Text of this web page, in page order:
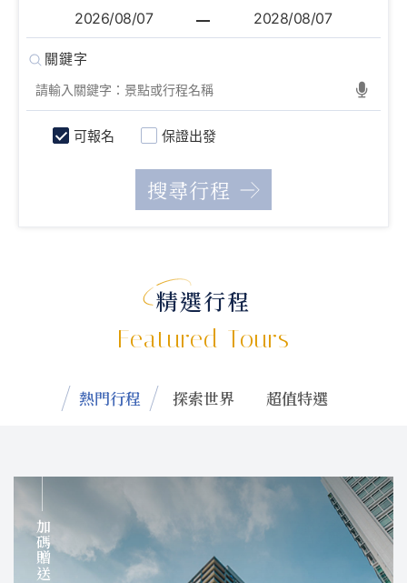
可報名 保證出發
精選行程
Featured Tours
熱門行程 探索世界 超值特選
加碼贈送